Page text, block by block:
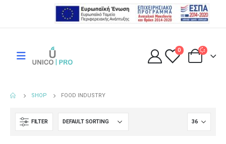
0
SHOP FOOD INDUSTRY
FILTER